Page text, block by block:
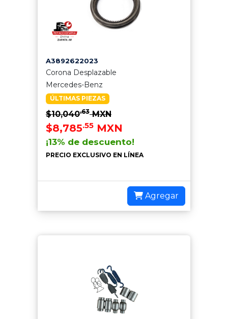
A3892622023
Corona Desplazable
Mercedes-Benz
ÚLTIMAS PIEZAS
$10,040.63MXN
$8,785.55 MXN
¡13% de descuento!
PRECIO EXCLUSIVO EN LÍNEA
Agregar